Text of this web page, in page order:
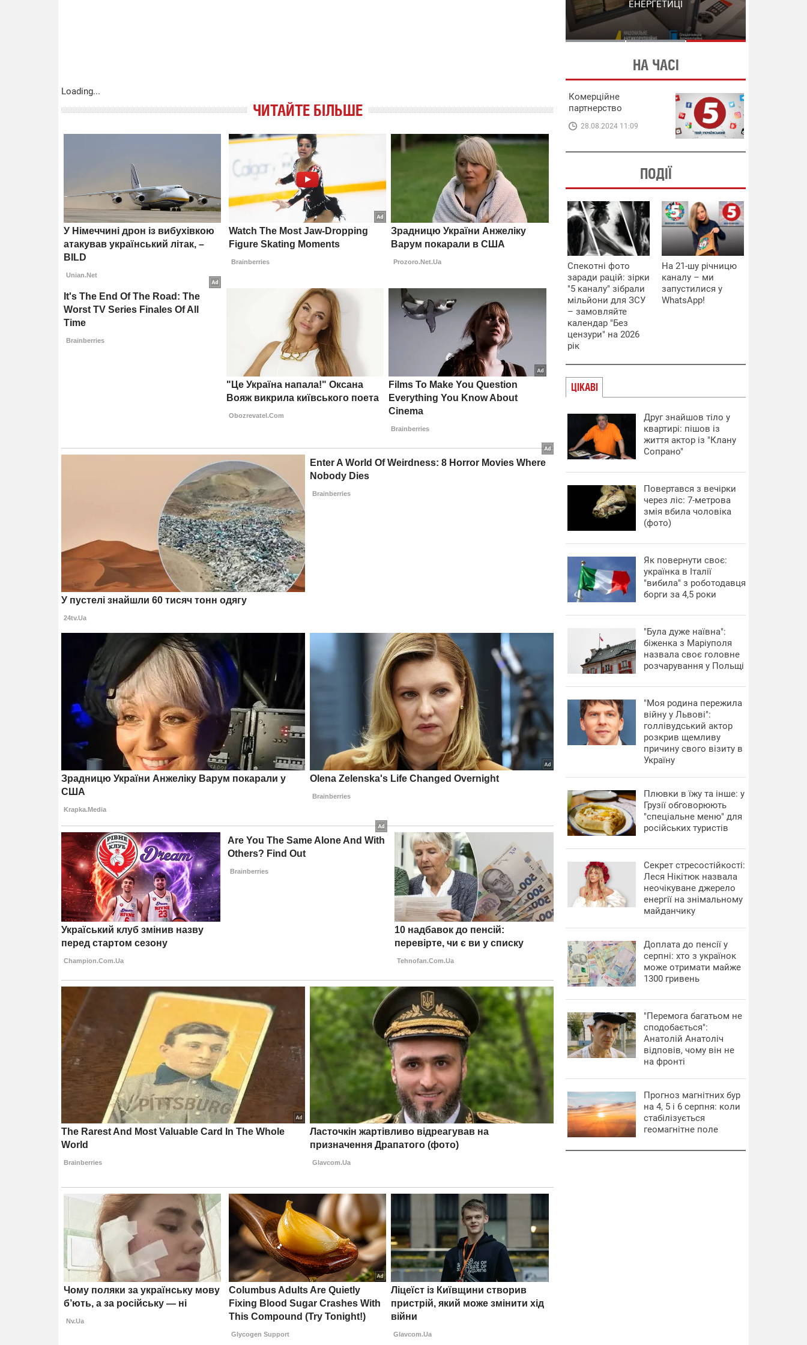
Loading...
ЧИТАЙТЕ БІЛЬШЕ
СХЕМИ В ЕНЕРГЕТИЦІ
ЕНЕРГЕТИЦІ
НА ЧАСІ
Комерційне
партнерство
28.08.2024 11:09
ПОДІЇ
Спекотні фото
заради рацій: зірки
"5 каналу" зібрали
мільйони для ЗСУ
– замовляйте
календар "Без
цензури" на 2026
рік
На 21-шу річницю
каналу – ми
запустилися у
WhatsApp!
ЦІКАВІ
Друг знайшов тіло у
квартирі: пішов із
життя актор із "Клану
Сопрано"
Повертався з вечірки
через ліс: 7-метрова
змія вбила чоловіка
(фото)
​Як повернути своє:
українка в Італії
"вибила" з роботодавця
борги за 4,5 роки
"Була дуже наївна":
біженка з Маріуполя
назвала своє головне
розчарування у Польщі
"Моя родина пережила
війну у Львові":
голлівудський актор
розкрив щемливу
причину свого візиту в
Україну
Плювки в їжу та інше: у
Грузії обговорюють
"спеціальне меню" для
російських туристів
Секрет стресостійкості:
Леся Нікітюк назвала
неочікуване джерело
енергії на знімальному
майданчику
Доплата до пенсії у
серпні: хто з українок
може отримати майже
1300 гривень
"Перемога багатьом не
сподобається":
Анатолій Анатоліч
відповів, чому він не
на фронті
Прогноз магнітних бур
на 4, 5 і 6 серпня: коли
стабілізується
геомагнітне поле